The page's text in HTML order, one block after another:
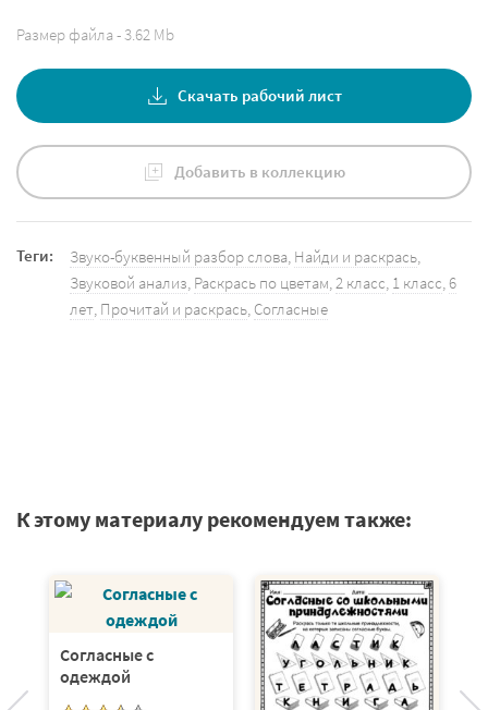
Размер файла - 3.62 Mb
Скачать рабочий лист
Добавить в коллекцию
Теги: Звуко-буквенный разбор слова, Найди и раскрась,
Звуковой анализ, Раскрась по цветам,2 класс, 1 класс,6
лет, Прочитай и раскрась, Согласные
К этому материалу рекомендуем также:
Согласные с
одеждой